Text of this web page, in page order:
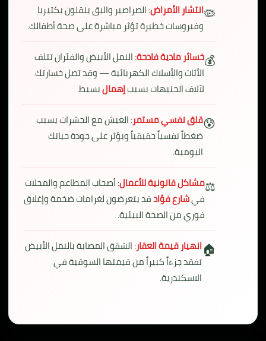
🦠انتشار الأمراض: الصراصير والبق ينقلون بكتيريا
وفيروسات خطيرة تؤثر مباشرة على صحة أطفالك.
💰خسائر مادية فادحة: النمل الأبيض والفئران تتلف
الأثاث والأسلاك الكهربائية — وقد تصل خسارتك
لآلاف الجنيهات بسببإهمالبسيط.
😰قلق نفسي مستمر: العيش مع الحشرات يسبب
ضغطاً نفسياً حقيقياً ويؤثر على جودة حياتك
اليومية.
⚖️مشاكل قانونية للأعمال: أصحاب المطاعم والمحلات
فيشارع فؤادقد يتعرضون لغرامات ضخمة وإغلاق
فوري من الصحة البيئية.
🏠انهيار قيمة العقار: الشقق المصابة بالنمل الأبيض
تفقد جزءاً كبيراً من قيمتها السوقية في
الاسكندرية.